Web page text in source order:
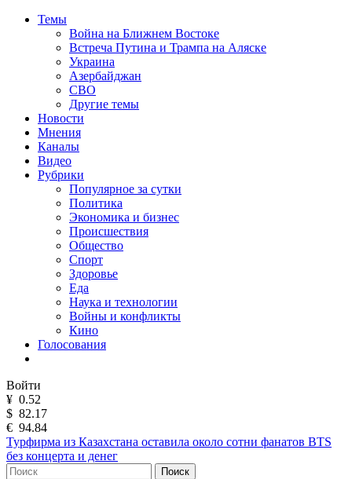
Темы
Война на Ближнем Востоке
Встреча Путина и Трампа на Аляске
Украина
Азербайджан
СВО
Другие темы
Новости
Мнения
Каналы
Видео
Рубрики
Популярное за сутки
Политика
Экономика и бизнес
Происшествия
Общество
Спорт
Здоровье
Еда
Наука и технологии
Войны и конфликты
Кино
Голосования
Войти
¥ 0.52
$ 82.17
€ 94.84
Турфирма из Казахстана оставила около сотни фанатов BTS
без концерта и денег
Поиск